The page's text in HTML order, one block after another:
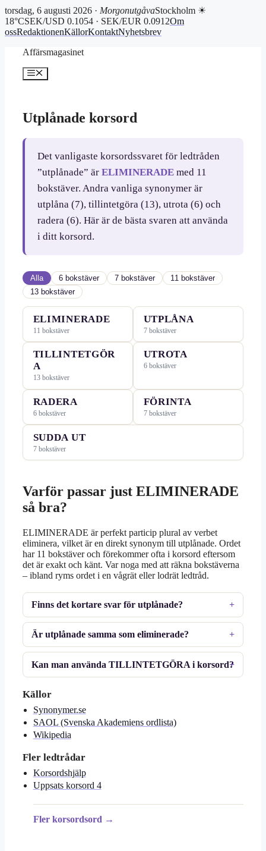
torsdag, 6 augusti 2026 · MorgonutgåvaStockholm ☀
18°CSEK/USD 0.1054 · SEK/EUR 0.0912Om
ossRedaktionenKällorKontaktNyhetsbrev
Affärsmagasinet
Meny
Utplånade korsord
Det vanligaste korsordssvaret för ledtråden
”utplånade” är ELIMINERADEmed 11
bokstäver. Andra vanliga synonymer är
utplåna (7), tillintetgöra (13), utrota (6) och
radera (6). Här är de bästa svaren att använda
i ditt korsord.
Alla 6 bokstäver 7 bokstäver
11 bokstäver
13 bokstäver
ELIMINERADE
11 bokstäver
UTPLÅNA
7 bokstäver
TILLINTETGÖR
A
13 bokstäver
UTROTA
6 bokstäver
RADERA
6 bokstäver
FÖRINTA
7 bokstäver
SUDDA UT
7 bokstäver
Varför passar just ELIMINERADE
så bra?
ELIMINERADE är perfekt particip plural av verbet
eliminera, vilket är en direkt synonym till utplånade. Ordet
har 11 bokstäver och förekommer ofta i korsord eftersom
det är exakt och känt. Var noga med att räkna bokstäverna
– ibland ryms ordet i en vågrät eller lodrät ledtråd.
Finns det kortare svar för utplånade?
Är utplånade samma som eliminerade?
Kan man använda TILLINTETGÖRA i korsord?
Källor
Synonymer.se
SAOL (Svenska Akademiens ordlista)
Wikipedia
Fler ledtrådar
Korsordshjälp
Uppsats korsord 4
Fler korsordsord →